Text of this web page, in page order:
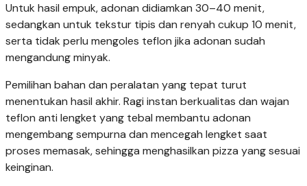
Untuk hasil empuk, adonan didiamkan 30–40 menit,
sedangkan untuk tekstur tipis dan renyah cukup 10 menit,
serta tidak perlu mengoles teflon jika adonan sudah
mengandung minyak.
Pemilihan bahan dan peralatan yang tepat turut
menentukan hasil akhir. Ragi instan berkualitas dan wajan
teflon anti lengket yang tebal membantu adonan
mengembang sempurna dan mencegah lengket saat
proses memasak, sehingga menghasilkan pizza yang sesuai
keinginan.